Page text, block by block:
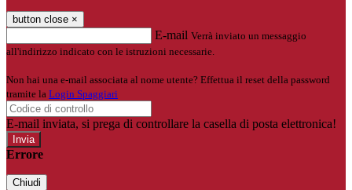
button close ×
E-mail Verrà inviato un messaggio
all'indirizzo indicato con le istruzioni necessarie.
Non hai una e-mail associata al nome utente? Effettua il reset della password
tramite la Login Spaggiari
E-mail inviata, si prega di controllare la casella di posta elettronica!
Errore
Chiudi